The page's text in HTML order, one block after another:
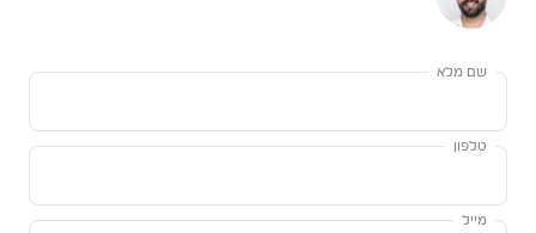
שם מלא
טלפון
מייל